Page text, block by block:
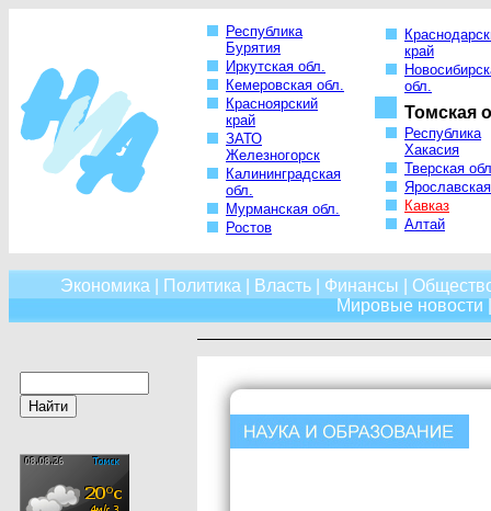
Республика
Бурятия
Иркутская обл.
Кемеровская обл.
Красноярский
край
ЗАТО
Железногорск
Калининградская
обл.
Мурманская обл.
Ростов
край
обл.
Томская
Республика
Хакасия
Тверская
Кавказ
Алтай
Экономика Политика Власть Финансы
Мировые новости